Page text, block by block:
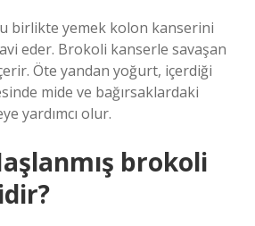
birlikte yemek kolon kanserini
eder. Brokoli kanserle savaşan
Öte yandan yoğurt, içerdiği
mide ve bağırsaklardaki
yardımcı olur.
brokoli